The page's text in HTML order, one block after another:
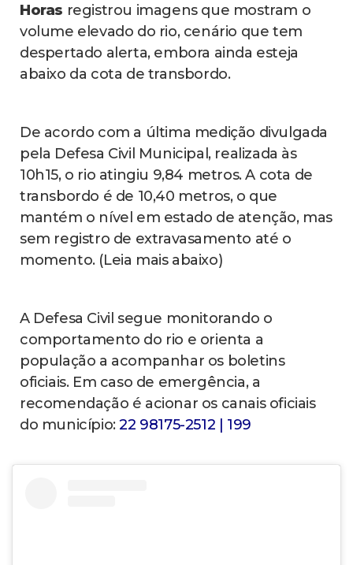
Horas registrou imagens que mostram o
volume elevado do rio, cenário que tem
despertado alerta, embora ainda esteja
abaixo da cota de transbordo.
De acordo com a última medição divulgada
pela Defesa Civil Municipal, realizada às
10h15, o rio atingiu 9,84 metros. A cota de
transbordo é de 10,40 metros, o que
mantém o nível em estado de atenção, mas
sem registro de extravasamento até o
momento. (Leia mais abaixo)
A Defesa Civil segue monitorando o
comportamento do rio e orienta a
população a acompanhar os boletins
oficiais. Em caso de emergência, a
recomendação é acionar os canais oficiais
do município:22 98175-2512 | 199